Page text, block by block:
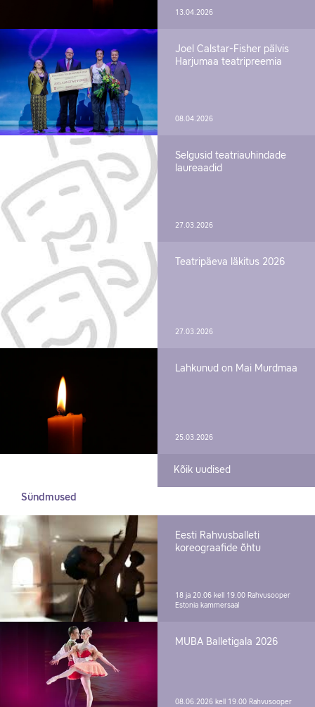
13.04.2026
Joel Calstar-Fisher pälvis
Harjumaa teatripreemia
08.04.2026
Selgusid teatriauhindade
laureaadid
27.03.2026
Teatripäeva läkitus 2026
27.03.2026
Lahkunud on Mai Murdmaa
25.03.2026
Kõik uudised
Sündmused
Eesti Rahvusballeti
koreograafide õhtu
18 ja 20.06 kell 19.00 Rahvusooper
Estonia kammersaal
MUBA Balletigala 2026
08.06.2026 kell 19.00 Rahvusooper